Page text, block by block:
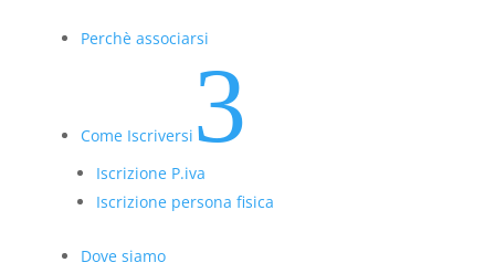
Perchè associarsi
Come Iscriversi 3
Iscrizione P.iva
Iscrizione persona fisica
Dove siamo